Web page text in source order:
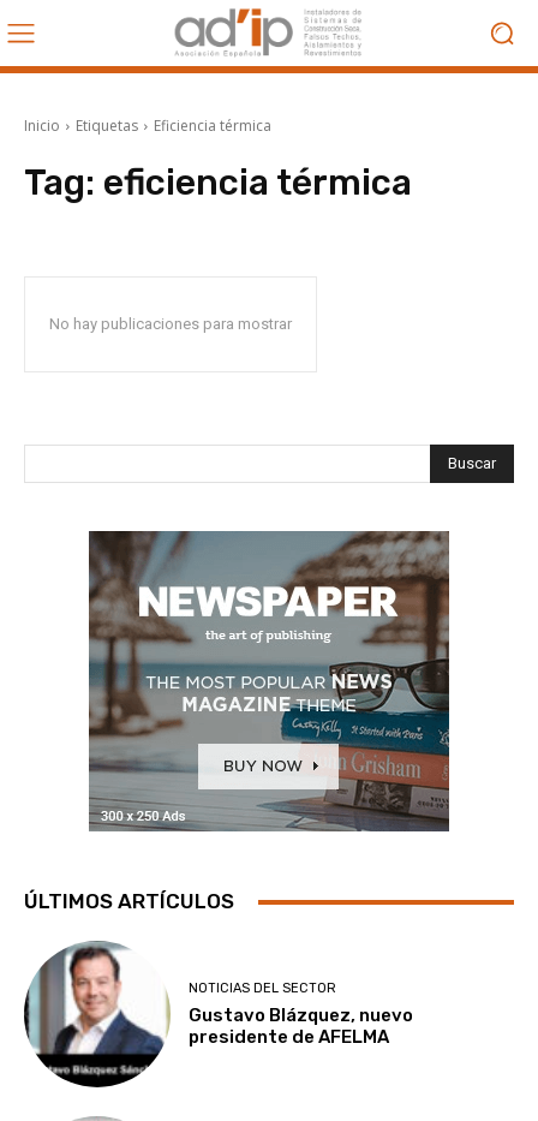
Inicio Etiquetas Eficiencia térmica
Tag: eficiencia térmica
No hay publicaciones para mostrar
Buscar
ÚLTIMOS ARTÍCULOS
NOTICIAS DEL SECTOR
Gustavo Blázquez, nuevo
presidente de AFELMA